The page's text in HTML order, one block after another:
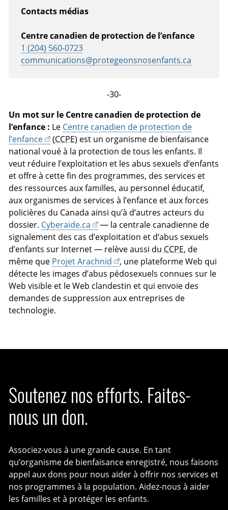
Contacts médias
Centre canadien de protection de l’enfance
1 (204) 560-0723
communications@protegeonsnosenfants.ca
-30-
Un mot sur le Centre canadien de protection de
l’enfance : Le Centre canadien de protection de
l’enfance
(CCPE) est un organisme de bienfaisance
national voué à la protection de tous les enfants. Il
veut réduire l’exploitation et les abus sexuels d’enfants
et offre à cette fin des programmes, des services et
des ressources aux familles, au personnel éducatif,
aux organismes de services à l’enfance et aux forces
policières du Canada ainsi qu’à d’autres acteurs du
dossier. Cyberaide.ca
— la centrale canadienne de
signalement des cas d’exploitation et d’abus sexuels
d’enfants sur Internet — relève aussi du CCPE, de
même que Projet Arachnid
, une plateforme Web qui
détecte les images d’abus pédosexuels connues sur le
Web visible et le Web clandestin et qui envoie des
demandes de suppression aux entreprises de
technologie.
Soutenez nos efforts. Faites-
nous un don.
Associez-vous à une grande cause. En tant
qu’organisme de bienfaisance enregistré, nous faisons
appel aux dons pour nous aider à offrir nos services et
nos programmes à la population. Aidez-nous à aider
les familles et à protéger les enfants.